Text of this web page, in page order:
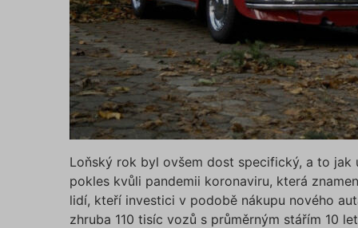
Loňský rok byl ovšem dost specifický, a to
pokles kvůli pandemii koronaviru, která
lidí, kteří investici v podobě nákupu nového
zhruba 110 tisíc vozů s průměrným stářím 10
Název
testing